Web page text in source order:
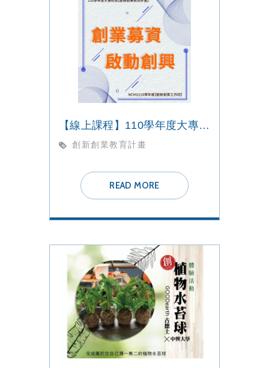
【線上課程】110學年度大專校院【創新創業教育計畫】非學分創業課程
創新創業教育計畫
READ MORE